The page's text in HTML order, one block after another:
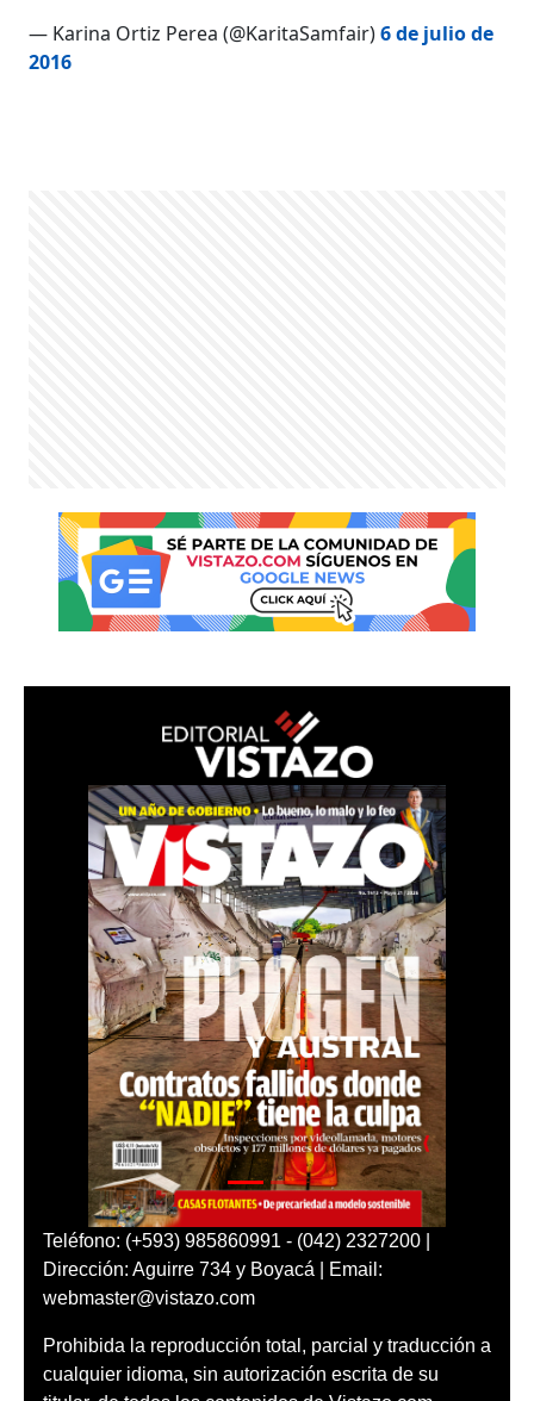
— Karina Ortiz Perea (@KaritaSamfair)6 de julio de
2016
Teléfono: (+593) 985860991 - (042) 2327200 |
Dirección: Aguirre 734 y Boyacá | Email:
webmaster@vistazo.com
Prohibida la reproducción total, parcial y traducción a
cualquier idioma, sin autorización escrita de su